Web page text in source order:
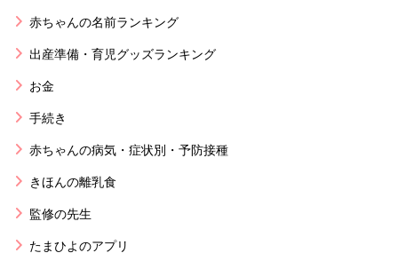
赤ちゃんの名前ランキング
出産準備・育児グッズランキング
お金
手続き
赤ちゃんの病気・症状別・予防接種
きほんの離乳食
監修の先生
たまひよのアプリ